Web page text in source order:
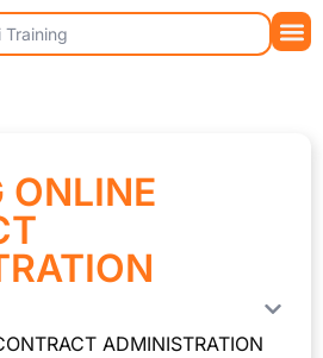
ONLINE
ADMINISTRATION